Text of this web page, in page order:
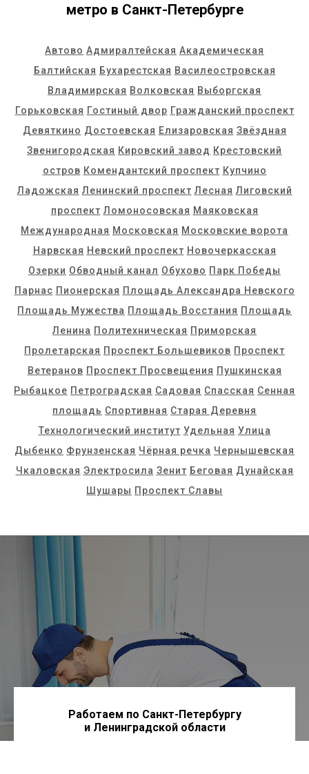
метро в Санкт-Петербурге
Автово Адмиралтейская Академическая
Балтийская Бухарестская Василеостровская
Владимирская Волковская Выборгская
Горьковская Гостиный двор Гражданский проспект
Девяткино Достоевская Елизаровская Звёздная
Звенигородская Кировский завод Крестовский
остров Комендантский проспект Купчино
Ладожская Ленинский проспект Лесная Лиговский
проспект Ломоносовская Маяковская
Международная Московская Московские ворота
Нарвская Невский проспект Новочеркасская
Озерки Обводный канал Обухово Парк Победы
Парнас Пионерская Площадь Александра Невского
Площадь Мужества Площадь Восстания Площадь
Ленина Политехническая Приморская
Пролетарская Проспект Большевиков Проспект
Ветеранов Проспект Просвещения Пушкинская
Рыбацкое Петроградская Садовая Спасская Сенная
площадь Спортивная Старая Деревня
Технологический институт Удельная Улица
Дыбенко Фрунзенская Чёрная речка Чернышевская
Чкаловская Электросила Зенит Беговая Дунайская
Шушары Проспект Славы
Работаем по Санкт-Петербургу
и Ленинградской области